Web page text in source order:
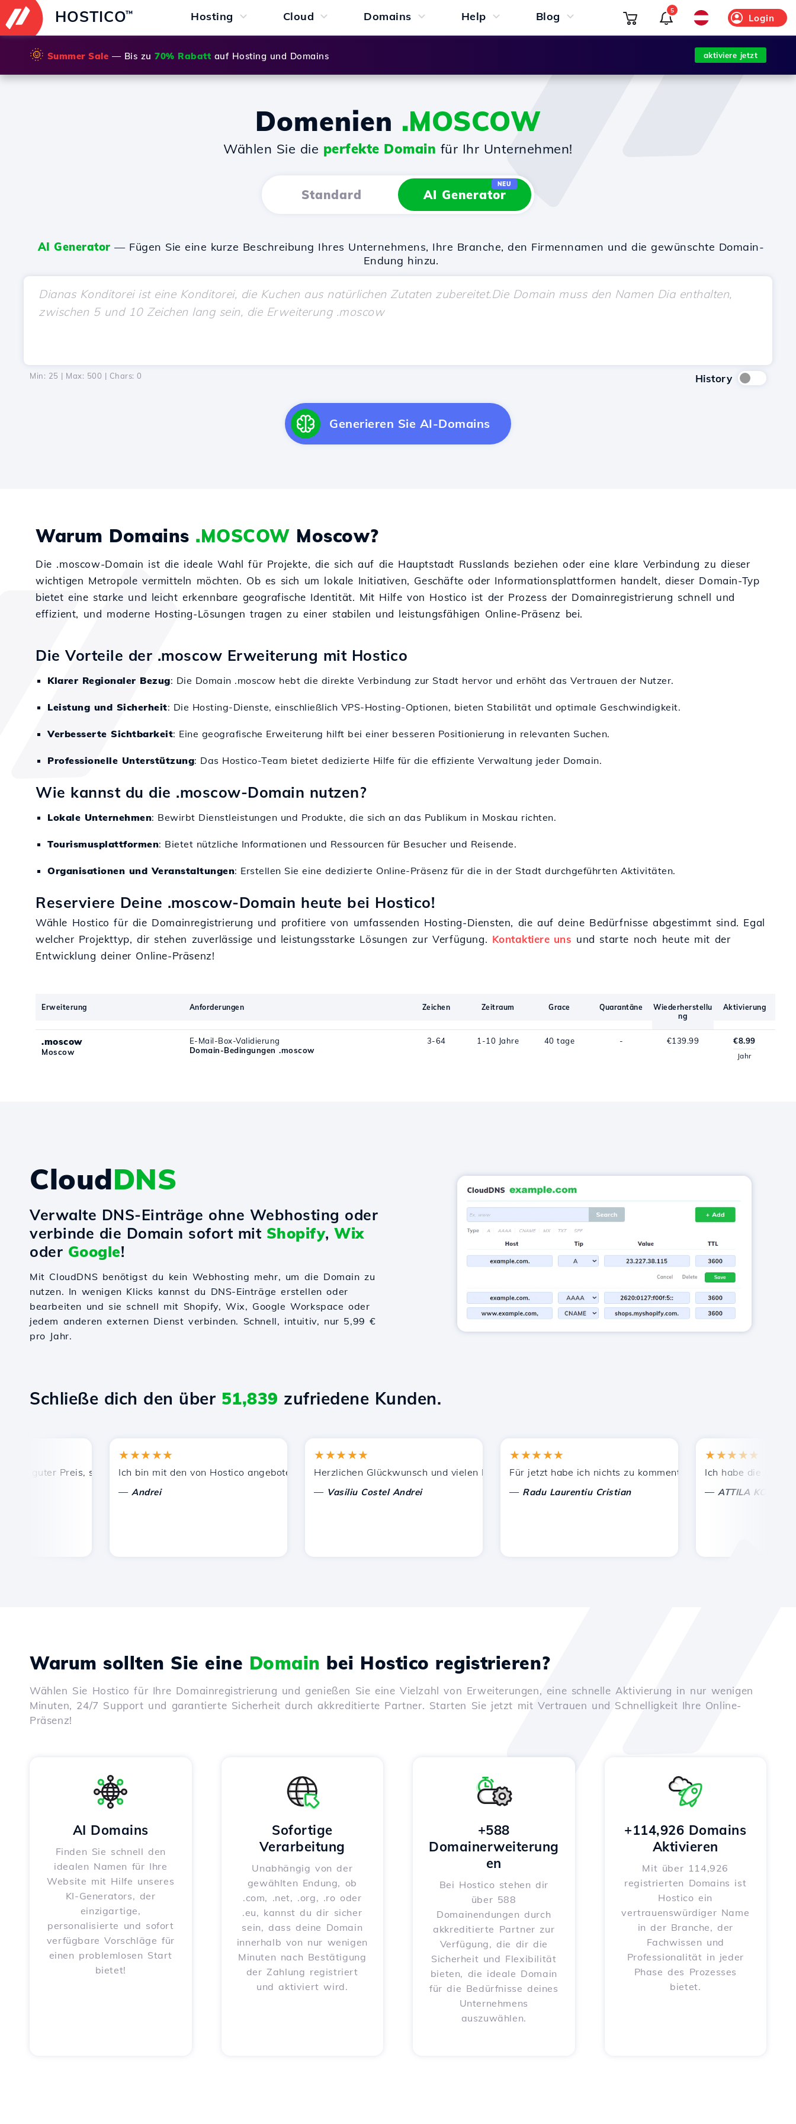
HOSTICO™ Hosting Cloud Domains Help Blog Login
5
🌞 Summer Sale — Bis zu 70% Rabatt auf Hosting und Domains aktiviere jetzt
Domenien .MOSCOW
Wählen Sie die perfekte Domain für Ihr Unternehmen!
Standard AI Generator
NEU
AI Generator — Fügen Sie eine kurze Beschreibung Ihres Unternehmens, Ihre Branche, den Firmennamen und die gewünschte Domain-
Endung hinzu.
Min: 25 | Max: 500 | Chars: 0 History
Generieren Sie AI-Domains
Warum Domains .MOSCOW Moscow?
Die .moscow-Domain ist die ideale Wahl für Projekte, die sich auf die Hauptstadt Russlands beziehen oder eine klare Verbindung zu dieser
wichtigen Metropole vermitteln möchten. Ob es sich um lokale Initiativen, Geschäfte oder Informationsplattformen handelt, dieser Domain-Typ
bietet eine starke und leicht erkennbare geografische Identität. Mit Hilfe von Hostico ist der Prozess der Domainregistrierung schnell und
effizient, und moderne Hosting-Lösungen tragen zu einer stabilen und leistungsfähigen Online-Präsenz bei.
Die Vorteile der .moscow Erweiterung mit Hostico
Klarer Regionaler Bezug: Die Domain .moscow hebt die direkte Verbindung zur Stadt hervor und erhöht das Vertrauen der Nutzer.
Leistung und Sicherheit: Die Hosting-Dienste, einschließlich VPS-Hosting-Optionen, bieten Stabilität und optimale Geschwindigkeit.
Verbesserte Sichtbarkeit: Eine geografische Erweiterung hilft bei einer besseren Positionierung in relevanten Suchen.
Professionelle Unterstützung: Das Hostico-Team bietet dedizierte Hilfe für die effiziente Verwaltung jeder Domain.
Wie kannst du die .moscow-Domain nutzen?
Lokale Unternehmen: Bewirbt Dienstleistungen und Produkte, die sich an das Publikum in Moskau richten.
Tourismusplattformen: Bietet nützliche Informationen und Ressourcen für Besucher und Reisende.
Organisationen und Veranstaltungen: Erstellen Sie eine dedizierte Online-Präsenz für die in der Stadt durchgeführten Aktivitäten.
Reserviere Deine .moscow-Domain heute bei Hostico!
Wähle Hostico für die Domainregistrierung und profitiere von umfassenden Hosting-Diensten, die auf deine Bedürfnisse abgestimmt sind. Egal
welcher Projekttyp, dir stehen zuverlässige und leistungsstarke Lösungen zur Verfügung. Kontaktiere uns und starte noch heute mit der
Entwicklung deiner Online-Präsenz!
Erweiterung Anforderungen Zeichen Zeitraum Grace Quarantäne
Wiederherstellu
ng
Aktivierung
.moscow
Moscow
E-Mail-Box-Validierung
Domain-Bedingungen .moscow
3-64 1-10 Jahre 40 tage - €139.99 €8.99
Jahr
CloudDNS
Verwalte DNS-Einträge ohne Webhosting oder
verbinde die Domain sofort mit Shopify, Wix
oder Google!
Mit CloudDNS benötigst du kein Webhosting mehr, um die Domain zu
nutzen. In wenigen Klicks kannst du DNS-Einträge erstellen oder
bearbeiten und sie schnell mit Shopify, Wix, Google Workspace oder
jedem anderen externen Dienst verbinden. Schnell, intuitiv, nur 5,99 €
pro Jahr.
Schließe dich den über 51,839 zufriedene Kunden.
guter Preis, schnelle und effiziente technische Unterstützung.
★★★★★
Ich bin mit den von Hostico angebotenen Dienstleistungen zufrieden. Ich habe Sie anderen Bekannten empfohlen.
Andrei
★★★★★
Herzlichen Glückwunsch und vielen Dank für die geleistete Unterstützung!
Vasiliu Costel Andrei
★★★★★
Für jetzt habe ich nichts zu kommentieren, nur um zu schätzen.
Radu Laurentiu Cristian
★★★★★
Ich habe die richtige
ATTILA KOLES
Warum sollten Sie eine Domain bei Hostico registrieren?
Wählen Sie Hostico für Ihre Domainregistrierung und genießen Sie eine Vielzahl von Erweiterungen, eine schnelle Aktivierung in nur wenigen
Minuten, 24/7 Support und garantierte Sicherheit durch akkreditierte Partner. Starten Sie jetzt mit Vertrauen und Schnelligkeit Ihre Online-
Präsenz!
AI Domains
Finden Sie schnell den
idealen Namen für Ihre
Website mit Hilfe unseres
KI-Generators, der
einzigartige,
personalisierte und sofort
verfügbare Vorschläge für
einen problemlosen Start
bietet!
Sofortige
Verarbeitung
Unabhängig von der
gewählten Endung, ob
.com, .net, .org, .ro oder
.eu, kannst du dir sicher
sein, dass deine Domain
innerhalb von nur wenigen
Minuten nach Bestätigung
der Zahlung registriert
und aktiviert wird.
+588
Domainerweiterung
en
Bei Hostico stehen dir
über 588
Domainendungen durch
akkreditierte Partner zur
Verfügung, die dir die
Sicherheit und Flexibilität
bieten, die ideale Domain
für die Bedürfnisse deines
Unternehmens
auszuwählen.
+114,926 Domains
Aktivieren
Mit über 114,926
registrierten Domains ist
Hostico ein
vertrauenswürdiger Name
in der Branche, der
Fachwissen und
Professionalität in jeder
Phase des Prozesses
bietet.